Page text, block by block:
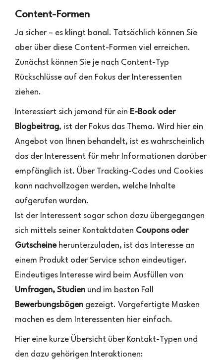
Content-Formen
Ja sicher – es klingt banal. Tatsächlich können Sie
aber über diese Content-Formen viel erreichen.
Zunächst können Sie je nach Content-Typ
Rückschlüsse auf den Fokus der Interessenten
ziehen.
Interessiert sich jemand für ein E-Book oder
Blogbeitrag, ist der Fokus das Thema. Wird hier ein
Angebot von Ihnen behandelt, ist es wahrscheinlich
das der Interessent für mehr Informationen darüber
empfänglich ist. Über Tracking-Codes und Cookies
kann nachvollzogen werden, welche Inhalte
aufgerufen wurden.
Ist der Interessent sogar schon dazu übergegangen
sich mittels seiner Kontaktdaten Coupons oder
Gutscheineherunterzuladen, ist das Interesse an
einem Produkt oder Service schon eindeutiger.
Eindeutiges Interesse wird beim Ausfüllen von
Umfragen, Studien und im besten Fall
Bewerbungsbögen gezeigt. Vorgefertigte Masken
machen es dem Interessenten hier einfach.
Hier eine kurze Übersicht über Kontakt-Typen und
den dazu gehörigen Interaktionen: